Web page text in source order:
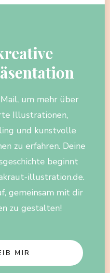
um mehr über
Illustrationen,
und kunstvolle
zu erfahren. Deine
beginnt
illustration.de.
gemeinsam mit dir
zu gestalten!
MIR